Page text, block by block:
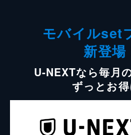
モバイルset
新登場
U-NEXTなら毎月
ずっとお得